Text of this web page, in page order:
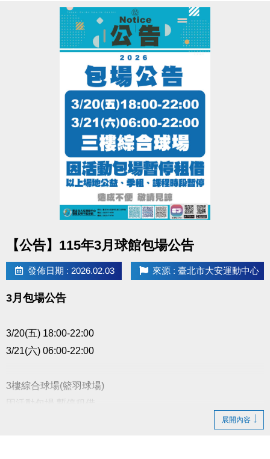
【公告】115年3月球館包場公告
發佈日期 : 2026.02.03 來源 : 臺北市大安運動中心
3月包場公告
3/20(五) 18:00-22:00
3/21(六) 06:00-22:00
3樓綜合球場(籃羽球場)
因活動包場 暫停租借
展開內容